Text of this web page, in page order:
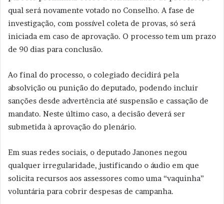
qual será novamente votado no Conselho. A fase de
investigação, com possível coleta de provas, só será
iniciada em caso de aprovação. O processo tem um prazo
de 90 dias para conclusão.
Ao final do processo, o colegiado decidirá pela
absolvição ou punição do deputado, podendo incluir
sanções desde advertência até suspensão e cassação de
mandato. Neste último caso, a decisão deverá ser
submetida à aprovação do plenário.
Em suas redes sociais, o deputado Janones negou
qualquer irregularidade, justificando o áudio em que
solicita recursos aos assessores como uma “vaquinha”
voluntária para cobrir despesas de campanha.